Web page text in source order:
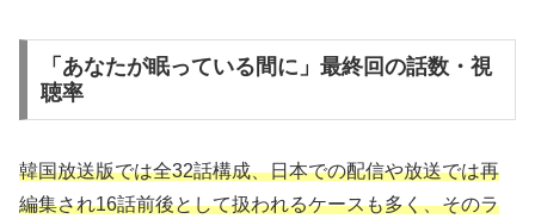
「あなたが眠っている間に」最終回の話数・視
聴率
韓国放送版では全32話構成、日本での配信や放送では再
編集され16話前後として扱われるケースも多く、そのラ